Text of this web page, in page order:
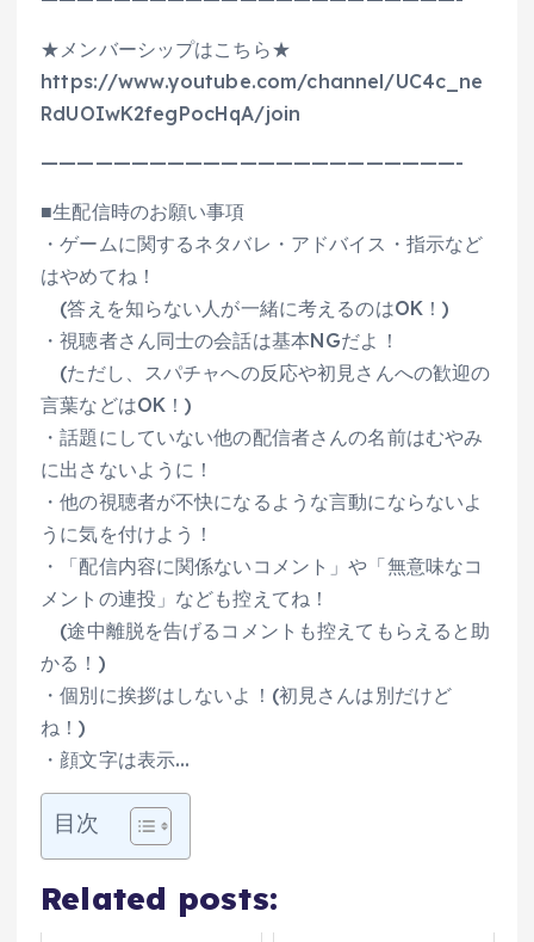
★メンバーシップはこちら★
https://www.youtube.com/channel/UC4c_ne
RdUOIwK2fegPocHqA/join
———————————————————————-
■生配信時のお願い事項
・ゲームに関するネタバレ・アドバイス・指示など
はやめてね！
(答えを知らない人が一緒に考えるのはOK！)
・視聴者さん同士の会話は基本NGだよ！
(ただし、スパチャへの反応や初見さんへの歓迎の
言葉などはOK！)
・話題にしていない他の配信者さんの名前はむやみ
に出さないように！
・他の視聴者が不快になるような言動にならないよ
うに気を付けよう！
・「配信内容に関係ないコメント」や「無意味なコ
メントの連投」なども控えてね！
(途中離脱を告げるコメントも控えてもらえると助
かる！)
・個別に挨拶はしないよ！(初見さんは別だけど
ね！)
・顔文字は表示…
目次
Related posts: